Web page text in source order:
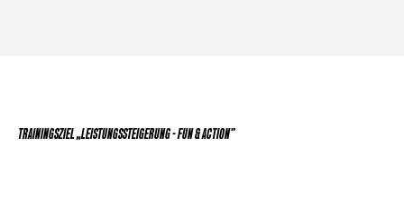
TRAININGSZIEL „LEISTUNGSSTEIGERUNG - FUN & ACTION”